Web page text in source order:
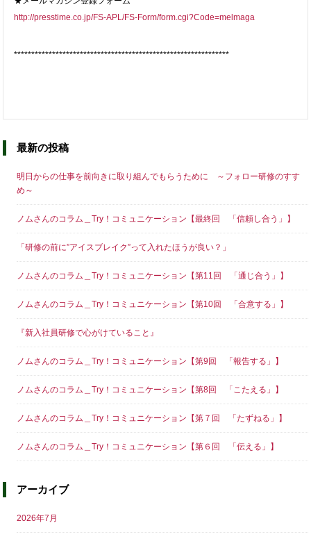
http://presstime.co.jp/FS-APL/FS-Form/form.cgi?Code=melmaga
**************************************************************
最新の投稿
明日からの仕事を前向きに取り組んでもらうために ～フォロー研修のすす
め～
ノムさんのコラム＿Try！コミュニケーション【最終回 「信頼し合う」】
「研修の前に”アイスブレイク”って入れたほうが良い？」
ノムさんのコラム＿Try！コミュニケーション【第11回 「通じ合う」】
ノムさんのコラム＿Try！コミュニケーション【第10回 「合意する」】
『新入社員研修で心がけていること』
ノムさんのコラム＿Try！コミュニケーション【第9回 「報告する」】
ノムさんのコラム＿Try！コミュニケーション【第8回 「こたえる」】
ノムさんのコラム＿Try！コミュニケーション【第７回 「たずねる」】
ノムさんのコラム＿Try！コミュニケーション【第６回 「伝える」】
アーカイブ
2026年7月